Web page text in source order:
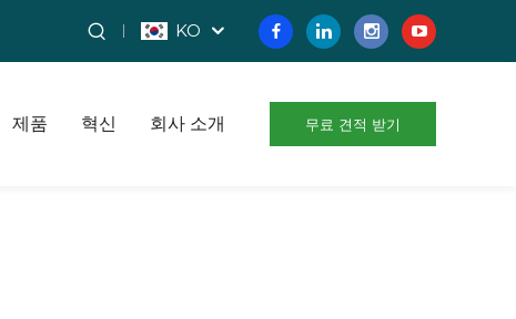
KO
제품 혁신 회사 소개 무료 견적 받기